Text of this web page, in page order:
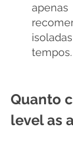
apenas
tempos.
Quanto
level as